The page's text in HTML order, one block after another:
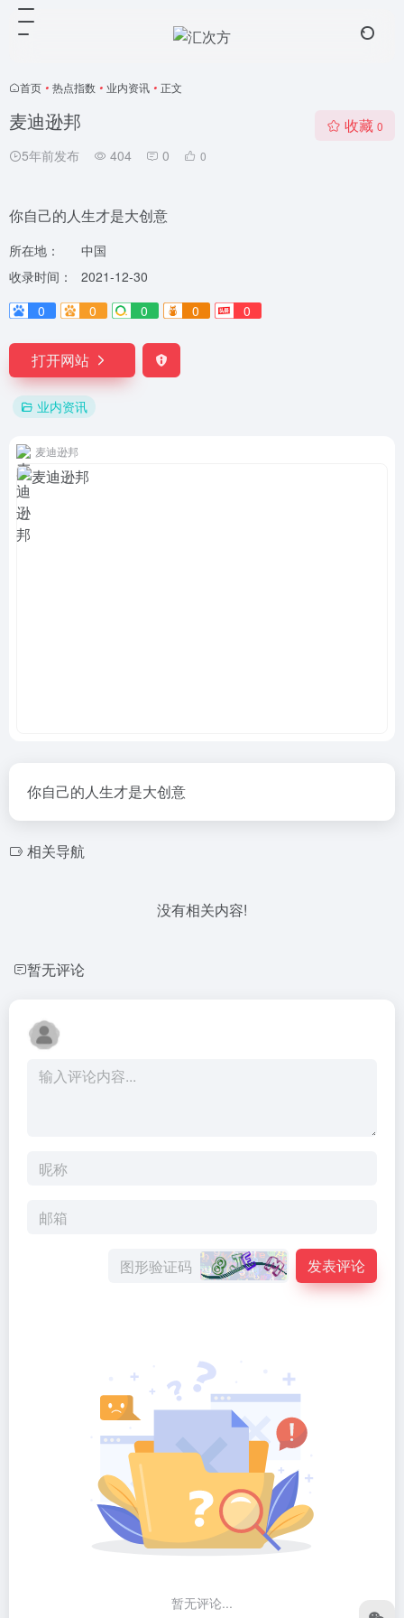
首页 • 热点指数 • 业内资讯 • 正文
麦迪逊邦
5年前发布 404 0 0
收藏 0
你自己的人生才是大创意
所在地：
中国
收录时间：
2021-12-30
0
0 0 0 0
打开网站
业内资讯
麦迪逊邦
你自己的人生才是大创意
相关导航
没有相关内容!
暂无评论
发表评论
暂无评论...